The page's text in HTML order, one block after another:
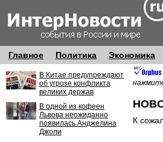
Главное Политика Экономика
В Китае предупреждают
об угрозе конфликта
великих держав
В одной из кофеен
Львова неожиданно
появилась Анджелина
Джоли
К